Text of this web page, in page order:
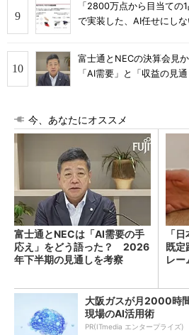
「2800万点から目当て
で実装した、AI任せにし
富士通とNECの決算会見
「AI需要」と「収益の見通
今、あなたにオススメ
富士通とNECは「AI需要の手
応え」をどう語った？ 2026
年下半期の見通しを考察
「
既
レー
大阪ガスが月2000時
現場のAI活用術
PR(ITmedia エンタープライズ)